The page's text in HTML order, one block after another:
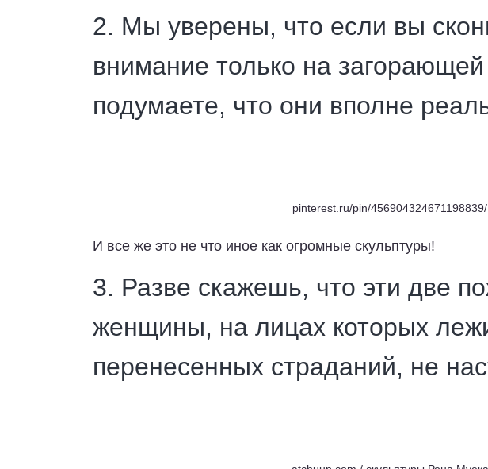
2. Мы уверены, что если вы
внимание только на
подумаете, что они вполне
pinterest.ru/pin/456904324671198839/
И все же это не что иное как огромные скульптуры!
3. Разве скажешь, что эти две
женщины, на лицах которых
перенесенных страданий, не